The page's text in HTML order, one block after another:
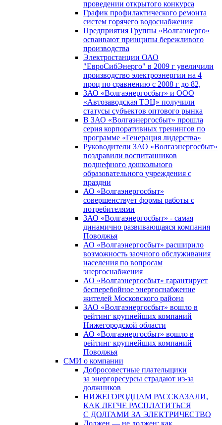
проведении открытого конкурса
График профилактического ремонта
систем горячего водоснабжения
Предприятия Группы «Волгаэнерго»
осваивают принципы бережливого
производства
Электростанции ОАО
"ЕвроСибЭнерго" в 2009 г увеличили
производство электроэнергии на 4
проц по сравнению с 2008 г до 82,
ЗАО «Волгаэнергосбыт» и ООО
«Автозаводская ТЭЦ» получили
статусы субъектов оптового рынка
В ЗАО «Волгаэнергосбыт» прошла
серия корпоративных тренингов по
программе «Генерация лидерства»
Руководители ЗАО «Волгаэнергосбыт»
поздравили воспитанников
подшефного дошкольного
образовательного учреждения с
праздни
АО «Волгаэнергосбыт»
совершенствует формы работы с
потребителями
ЗАО «Волгаэнергосбыт» - самая
динамично развивающаяся компания
Поволжья
АО «Волгаэнергосбыт» расширило
возможность заочного обслуживания
населения по вопросам
энергоснабжения
АО «Волгаэнергосбыт» гарантирует
бесперебойное энергоснабжение
жителей Московского района
ЗАО «Волгаэнергосбыт» вошло в
рейтинг крупнейших компаний
Нижегородской области
АО «Волгаэнергосбыт» вошло в
рейтинг крупнейших компаний
Поволжья
СМИ о компании
Добросовестные плательщики
за энергоресурсы страдают из-за
должников
НИЖЕГОРОДЦАМ РАССКАЗАЛИ,
КАК ЛЕГЧЕ РАСПЛАТИТЬСЯ
С ДОЛГАМИ ЗА ЭЛЕКТРИЧЕСТВО